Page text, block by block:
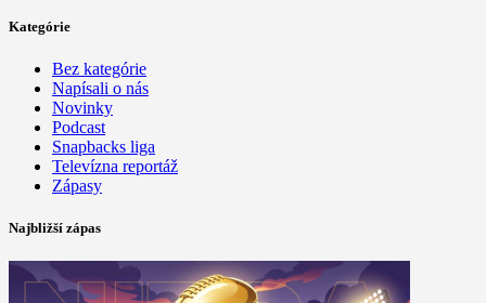
Kategórie
Bez kategórie
Napísali o nás
Novinky
Podcast
Snapbacks liga
Televízna reportáž
Zápasy
Najbližší zápas